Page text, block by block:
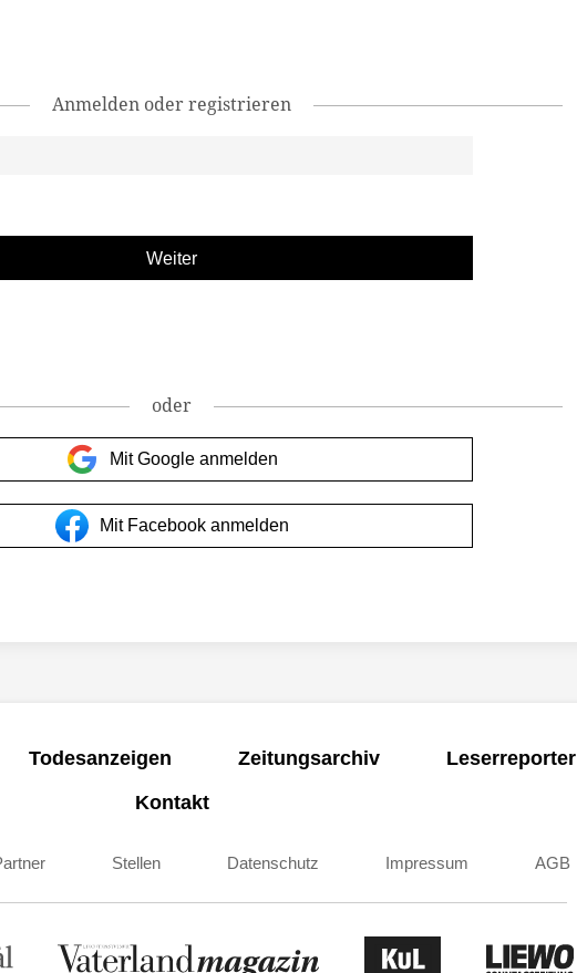
Anmelden oder registrieren
oder
Mit Google anmelden
Mit Facebook anmelden
Todesanzeigen Zeitungsarchiv Leserreporter
Kontakt
Stellen Datenschutz Impressum AGB